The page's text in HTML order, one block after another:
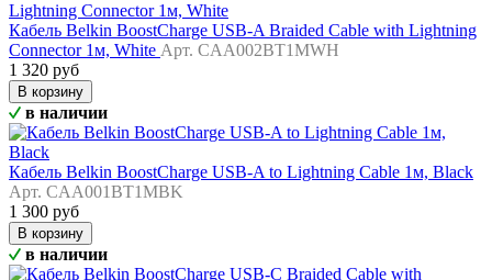
Кабель Belkin BoostCharge USB-A Braided Cable with Lightning
Connector 1м, White Арт. CAA002BT1MWH
1 320 руб
В корзину
в наличии
Кабель Belkin BoostCharge USB-A to Lightning Cable 1м, Black
Арт. CAA001BT1MBK
1 300 руб
В корзину
в наличии